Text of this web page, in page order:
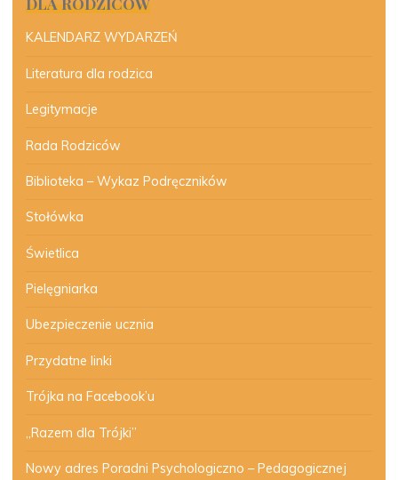
KALENDARZ WYDARZEŃ
Literatura dla rodzica
Legitymacje
Rada Rodziców
Biblioteka – Wykaz Podręczników
Stołówka
Świetlica
Pielęgniarka
Ubezpieczenie ucznia
Przydatne linki
Trójka na Facebook’u
„Razem dla Trójki”
Nowy adres Poradni Psychologiczno – Pedagogicznej